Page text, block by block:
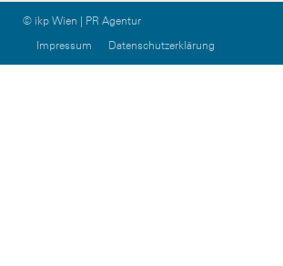
© ikp Wien | PR Agentur
Impressum
Datenschutzerklärung